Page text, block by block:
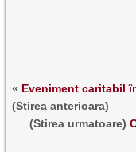
« Eveniment caritabil
(Stirea anterioara)
(Stirea urmatoare)